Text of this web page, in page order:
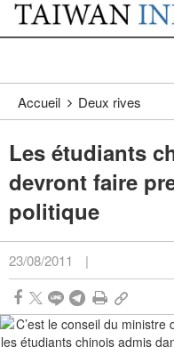
Passer au contenu principal
:::
Accueil Deux rives
Les étudiants
devront faire
politique
23/08/2011 |